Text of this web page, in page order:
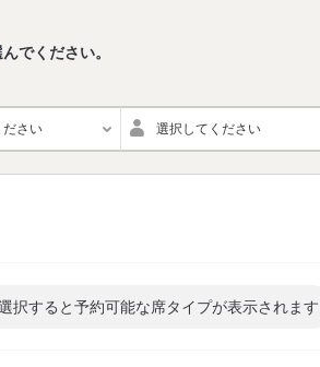
でください。
ださい 選択してください
択すると予約可能な席タイプが表示されます